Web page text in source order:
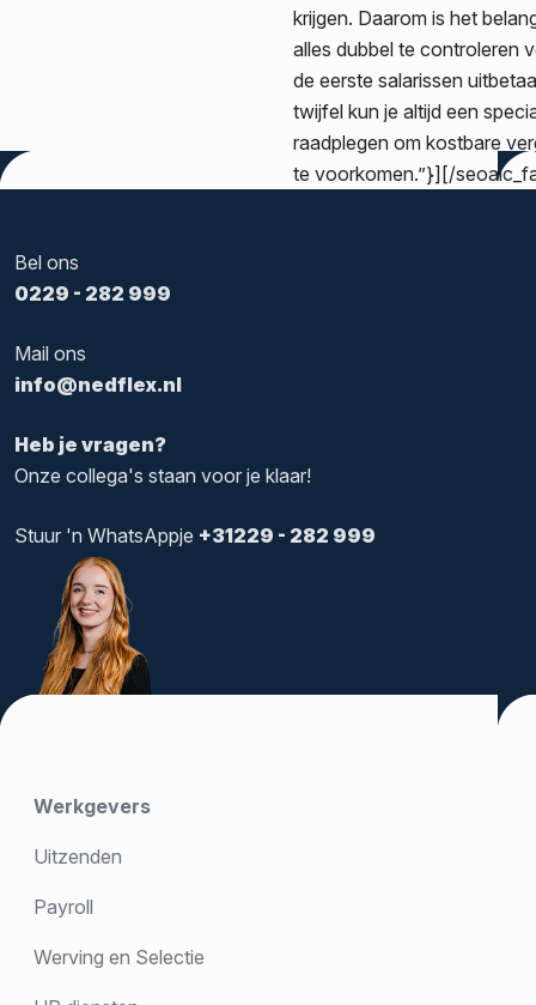
krijgen. Daarom is het
alles dubbel te controleren
de eerste salarissen
twijfel kun je altijd een
raadplegen om kostbare
te voorkomen.”}][/
Heb je vragen?
Onze collega's staan voor je klaar!
Bel ons
0229 - 282 999
Mail ons
info@nedflex.nl
Stuur 'n WhatsAppje +31229 - 282 999
Werkgevers
Uitzenden
Payroll
Werving en Selectie